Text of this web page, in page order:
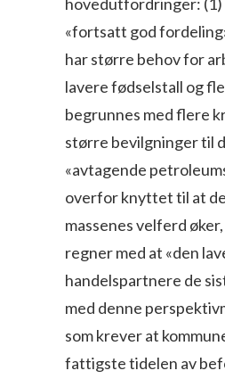
«fortsatt god
har større behov for
lavere fødselstall og
begrunnes med flere
større bevilgninger til
«avtagende
overfor knyttet til at
massenes velferd
regner med at «den
handelspartnere de
med denne
som krever at
fattigste tidelen av